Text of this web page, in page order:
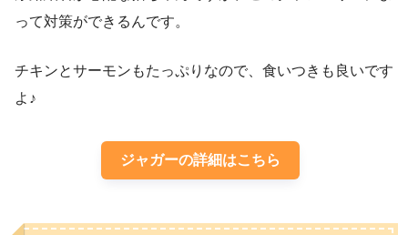
って対策ができるんです。
チキンとサーモンもたっぷりなので、食いつきも良いです
よ♪
ジャガーの詳細はこちら